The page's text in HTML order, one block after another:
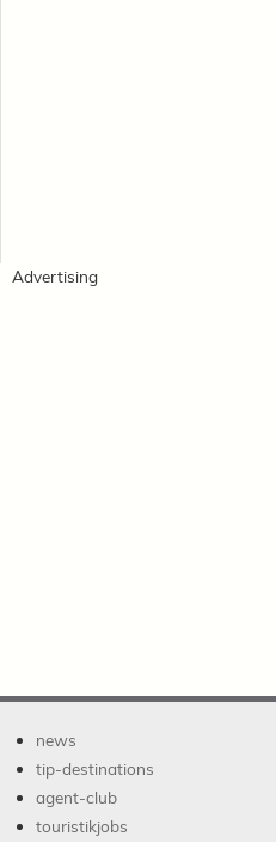
Advertising
news
tip-destinations
agent-club
touristikjobs